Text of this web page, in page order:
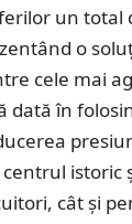
un total
o
cele mai
dată în
istoric
cât și